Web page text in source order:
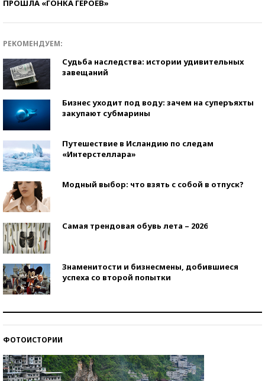
ПРОШЛА «ГОНКА ГЕРОЕВ»
РЕКОМЕНДУЕМ:
Судьба наследства: истории удивительных
завещаний
Бизнес уходит под воду: зачем на суперъяхты
закупают субмарины
Путешествие в Исландию по следам
«Интерстеллара»
Модный выбор: что взять с собой в отпуск?
Самая трендовая обувь лета – 2026
Знаменитости и бизнесмены, добившиеся
успеха со второй попытки
ФОТОИСТОРИИ